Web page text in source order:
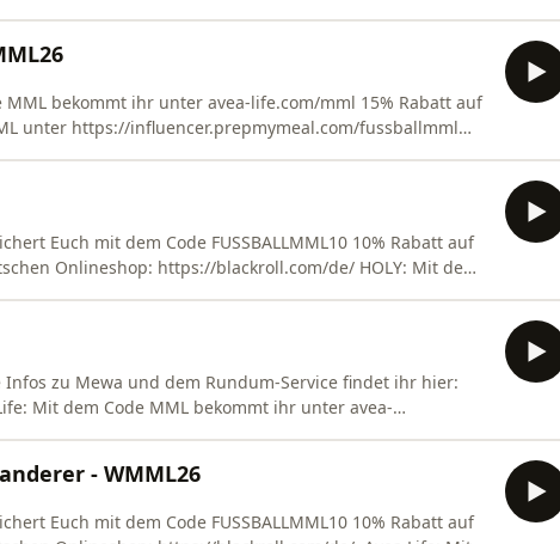
bekommt ihr unter ⁠avea-life.com/mml⁠ 15% Rabatt auf
unter https://influencer.prepmymeal.com/fussballmml
Euch mit dem Code FUSSBALLMML10 10% Rabatt auf
Onlineshop: https://blackroll.com/de/ HOLY: Mit dem
Infos zu Mewa und dem Rundum-Service findet ihr hier:
Mit dem Code MML bekommt ihr unter ⁠avea-
- WMML26
Euch mit dem Code FUSSBALLMML10 10% Rabatt auf